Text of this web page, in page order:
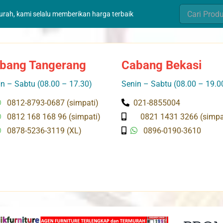
kami selalu memberikan harga terbaik
Search
for:
Tangerang
– Sabtu (08.00 – 17.30)
0812-8793-0687 (simpati)
0812 168 168 96 (simpati)
0878-5236-3119 (XL)
Cabang Bekasi
Senin – Sabtu (08.00 –
021-8855004
0821 1431 3266
0896-0190-3610